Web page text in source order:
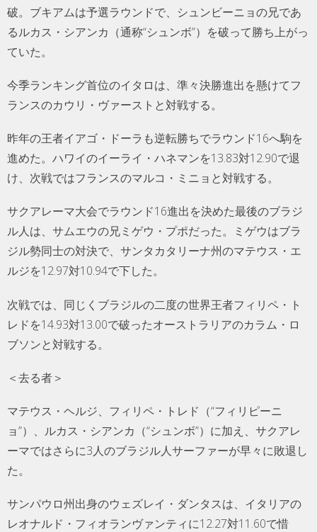
破。ブキアムは予選ラウンドで、シュンビーニョの兄であ
るルカス・シアンカ（通称“シュンボ”）を破って勝ち上がっ
ていた。
今季ランキング首位のイタロは、準々決勝進出を懸けてフ
ランスのカウリ・ヴァーストと対戦する。
昨年の王者イアゴ・ドーラも逆転勝ちでラウンド16へ駒を
進めた。ハワイのイーライ・ハネマンを13.83対12.90で退
け、次戦ではフランスのマルコ・ミニョと対戦する。
サクアレーマ大会でラウンド16進出を決めた最後のブラジ
ル人は、サムエウの兄ミゲウ・プポだった。ミゲウはブラ
ジル勢同士の対決で、サンタカタリーナ州のマテウス・エ
ルジを12.97対10.94で下した。
次戦では、同じくブラジルの二度の世界王者フィリペ・ト
レドを14.93対13.00で破ったオーストラリアのカラム・ロ
ブソンと対戦する。
＜去る者＞
マテウス・ヘルジ、フィリペ・トレド（“フィリピーニ
ョ”）、ルカス・シアンカ（“シュンボ”）に加え、サクアレ
ーマではさらに3人のブラジル人サーファーが早々に敗退し
た。
サンパウロ州出身のウェズレイ・ダンタスは、イタリアの
レオナルド・フィオランヴァンティに12.27対11.60で惜